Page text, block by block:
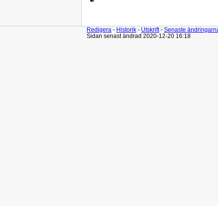
Redigera - Historik - Utskrift- Senaste
Sidan senast ändrad 2020-12-20 16:18